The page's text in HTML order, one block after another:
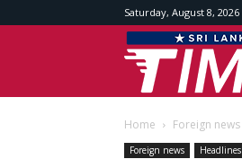
Saturday, August 8, 2026
Home Foreign news
Foreign news Headlines